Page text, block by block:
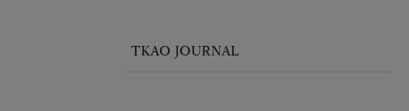
TKAO JOURNAL